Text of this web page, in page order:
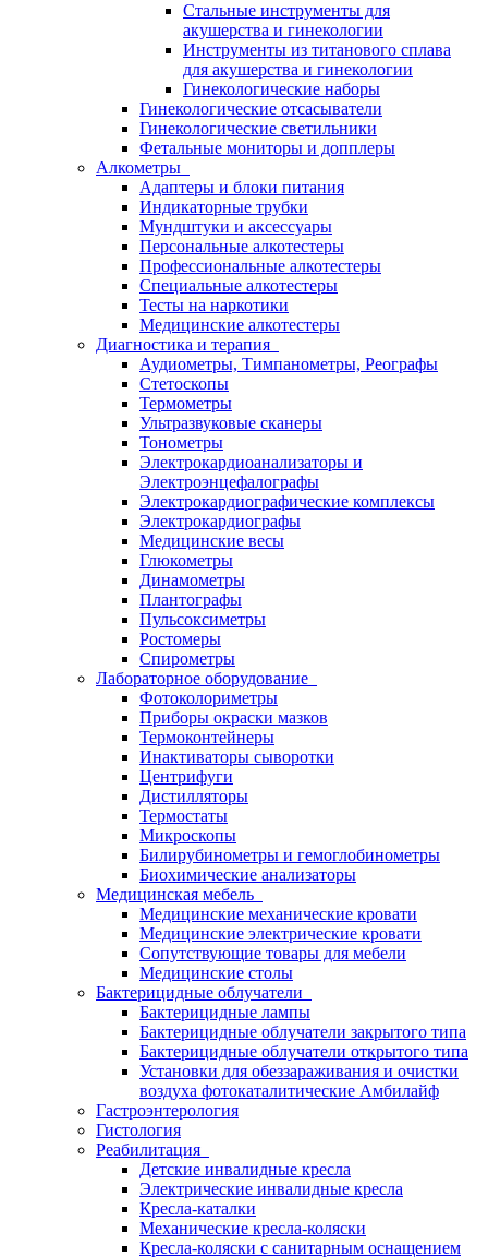
Стальные инструменты для
акушерства и гинекологии
Инструменты из титанового сплава
для акушерства и гинекологии
Гинекологические наборы
Гинекологические отсасыватели
Гинекологические светильники
Фетальные мониторы и допплеры
Алкометры
Адаптеры и блоки питания
Индикаторные трубки
Мундштуки и аксессуары
Персональные алкотестеры
Профессиональные алкотестеры
Специальные алкотестеры
Тесты на наркотики
Медицинские алкотестеры
Диагностика и терапия
Аудиометры, Тимпанометры, Реографы
Стетоскопы
Термометры
Ультразвуковые сканеры
Тонометры
Электрокардиоанализаторы и
Электроэнцефалографы
Электрокардиографические комплексы
Электрокардиографы
Медицинские весы
Глюкометры
Динамометры
Плантографы
Пульсоксиметры
Ростомеры
Спирометры
Лабораторное оборудование
Фотоколориметры
Приборы окраски мазков
Термоконтейнеры
Инактиваторы сыворотки
Центрифуги
Дистилляторы
Термостаты
Микроскопы
Билирубинометры и гемоглобинометры
Биохимические анализаторы
Медицинская мебель
Медицинские механические кровати
Медицинские электрические кровати
Сопутствующие товары для мебели
Медицинские столы
Бактерицидные облучатели
Бактерицидные лампы
Бактерицидные облучатели закрытого типа
Бактерицидные облучатели открытого типа
Установки для обеззараживания и очистки
воздуха фотокаталитические Амбилайф
Гастроэнтерология
Гистология
Реабилитация
Детские инвалидные кресла
Электрические инвалидные кресла
Кресла-каталки
Механические кресла-коляски
Кресла-коляски с санитарным оснащением